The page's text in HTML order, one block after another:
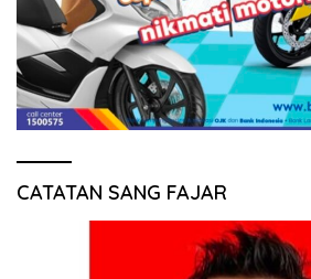
CATATAN SANG FAJAR